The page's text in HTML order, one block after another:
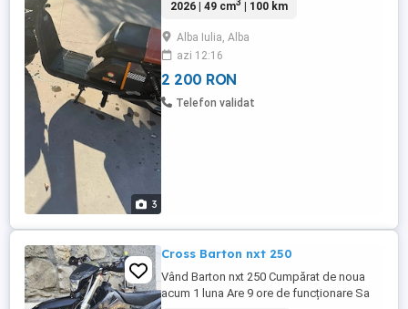
3
Livrarea se face doar cu un avans înainte
2026 | 49 cm3 | 100 km
Alba Iulia, Alba
azi 12:16
2 200 RON
Telefon validat
Cross Barton nxt 250
Vând Barton nxt 250 Cumpărat de noua
acum 1 luna Are 9 ore de funcționare Sa